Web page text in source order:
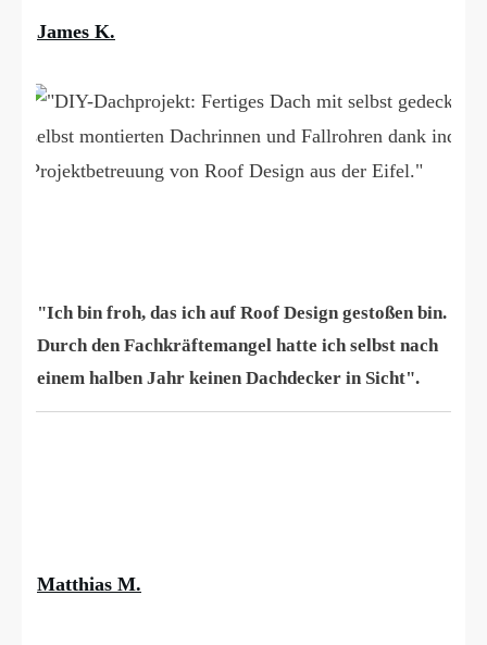
James K.
❝
"Ich bin froh, das ich auf Roof Design gestoßen bin.
Durch den Fachkräftemangel hatte ich selbst nach
einem halben Jahr keinen Dachdecker in Sicht".
Matthias M.